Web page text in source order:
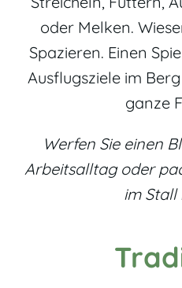
oder Melken.
Spazieren. Einen
Ausflugsziele im
ganze
Werfen Sie einen
Arbeitsalltag oder
im Stall